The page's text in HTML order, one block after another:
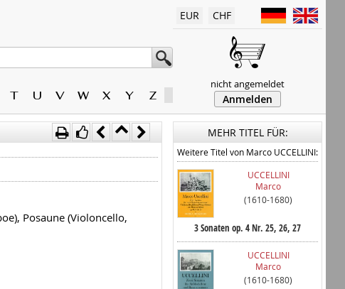
T U V W X Y Z
EUR CHF
nicht angemeldet
Anmelden
Posaune (Violoncello,
MEHR TITEL FÜR:
Weitere Titel von Marco UCCELLINI:
UCCELLINI
Marco
(1610-1680)
3 Sonaten op. 4 Nr. 25, 26, 27
UCCELLINI
Marco
(1610-1680)